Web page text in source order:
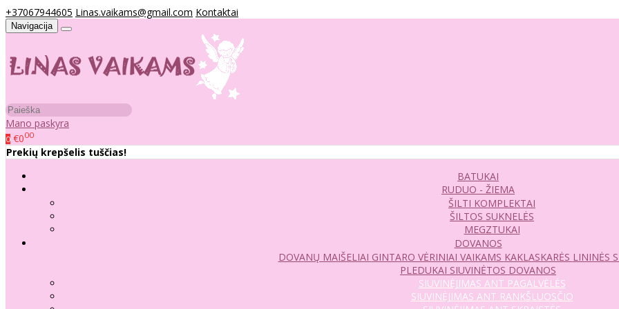
+37067944605 Linas.vaikams@gmail.com Kontaktai
Navigacija
Mano paskyra
0 €000
Prekių krepšelis tuščias!
BATUKAI
RUDUO - ŽIEMA
ŠILTI KOMPLEKTAI
ŠILTOS SUKNELĖS
MEGZTUKAI
DOVANOS
DOVANŲ MAIŠELIAI GINTARO VĖRINIAI VAIKAMS KAKLASKARĖS LININĖS
PLEDUKAI SIUVINĖTOS DOVANOS
SIUVINĖJIMAS ANT PAGALVĖLĖS
SIUVINĖJIMAS ANT RANKŠLUOSČIO